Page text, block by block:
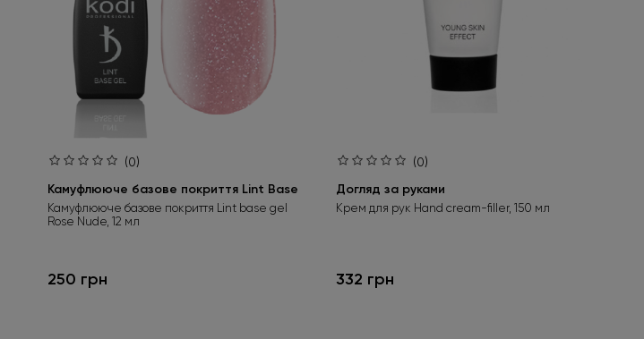
(0)
Камуфлююче базове покриття Lint Base
Камуфлююче базове покриття Lint base gel
Rose Nude, 12 мл
250 грн
(0)
Догляд за руками
Крем для рук Hand cream-filler, 150 мл
332 грн